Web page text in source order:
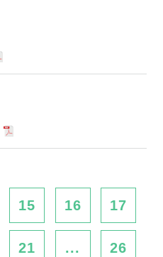
15 16 17
21 ... 26